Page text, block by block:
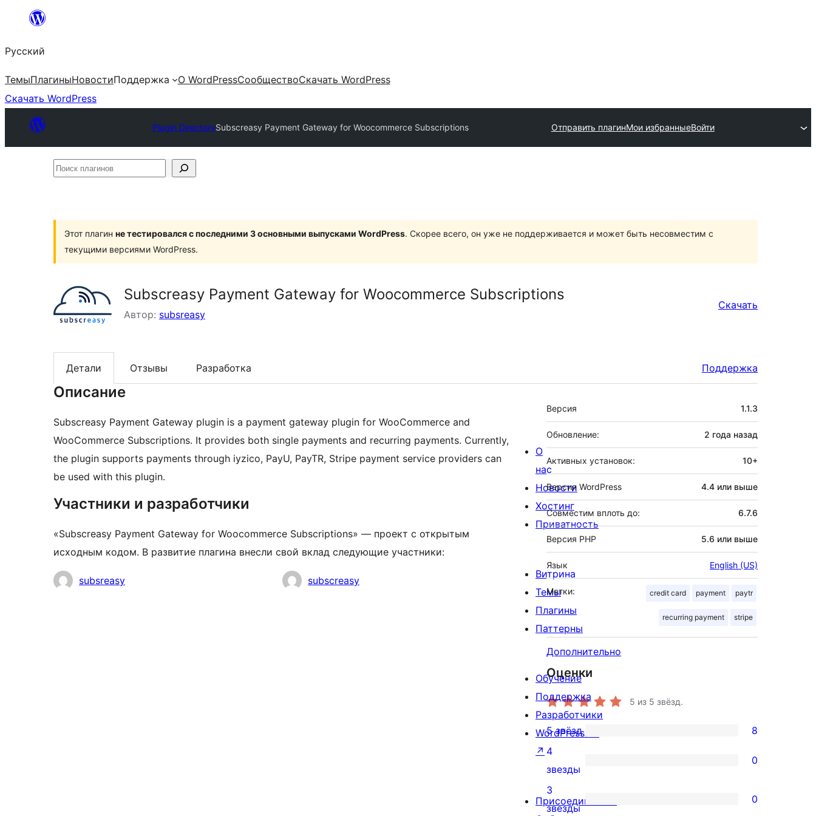
Перейти
содержимому
Русский
ТемыПлагиныНовостиПоддержка О WordPressСообществоСкачать WordPress
Скачать WordPress
Plugin DirectorySubscreasy Payment Gateway for Woocommerce Subscriptions Отправить плагинМои избранныеВойти
Поиск
Этот плагин не тестировался с последними 3 основными выпусками WordPress. Скорее всего, он уже не поддерживается и может быть несовместим с
текущими версиями WordPress.
Subscreasy Payment Gateway for Woocommerce Subscriptions
Автор: subsreasy
Скачать
Детали Отзывы Разработка Поддержка
Описание
Subscreasy Payment Gateway plugin is a payment gateway plugin for WooCommerce and
WooCommerce Subscriptions. It provides both single payments and recurring payments. Currently,
the plugin supports payments through iyzico, PayU, PayTR, Stripe payment service providers can
be used with this plugin.
Участники и разработчики
«Subscreasy Payment Gateway for Woocommerce Subscriptions» — проект с открытым
исходным кодом. В развитие плагина внесли свой вклад следующие участники:
Участникиsubsreasy subscreasy
Мета
Версия 1.1.3
Обновление: 2 года назад
Активных установок: 10+
Версия WordPress 4.4 или выше
Совместим вплоть до: 6.7.6
Версия PHP 5.6 или выше
Язык English (US)
Метки: credit card payment paytr
recurring payment stripe
Дополнительно
Оценки
5 из 5 звёзд.
8
5-
звездный
отзыв
5 звёзд 8
0
4-
звездный
4
звезды
0
0
3
звезды
0
О
нас
Новости
Хостинг
Приватность
Витрина
Темы
Плагины
Паттерны
Обучение
Поддержка
Разработчики
WordPress.TV
↗
Присоединиться